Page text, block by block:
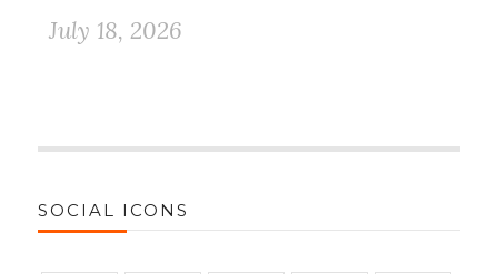
July 18, 2026
SOCIAL ICONS